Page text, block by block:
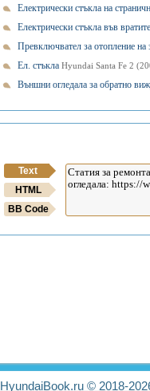
Електрически стъкла на
Електрически стъкла във вратите
Превключвател за отопление
Ел. стъкла Hyundai Santa Fe 2
Външни огледала за обратно
Text
HTML
BB Code
HyundaiBook.ru © 2018-